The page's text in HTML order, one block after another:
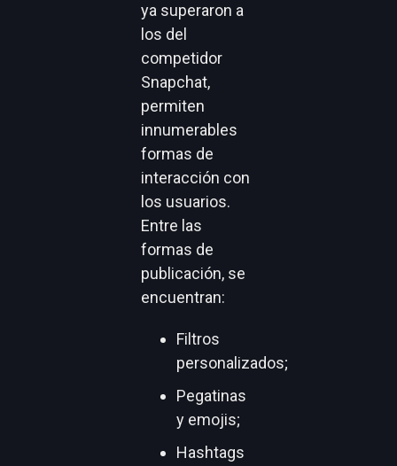
ya superaron a
los del
competidor
Snapchat,
permiten
innumerables
formas de
interacción con
los usuarios.
Entre las
formas de
publicación, se
encuentran:
Filtros
personalizados;
Pegatinas
y emojis;
Hashtags